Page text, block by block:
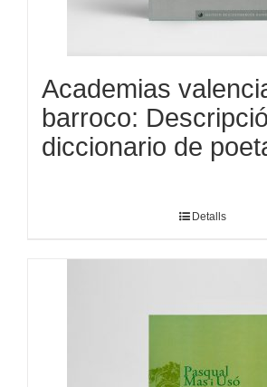
Academias
barroco:
diccionario de
Detalls